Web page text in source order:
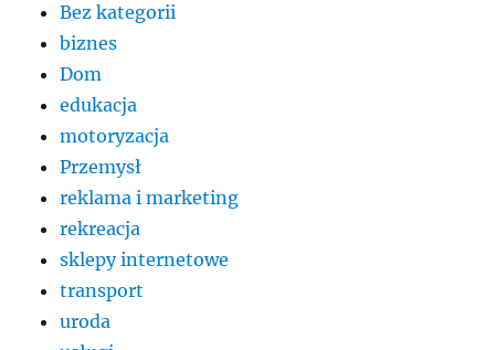
Bez kategorii
biznes
Dom
edukacja
motoryzacja
Przemysł
reklama i marketing
rekreacja
sklepy internetowe
transport
uroda